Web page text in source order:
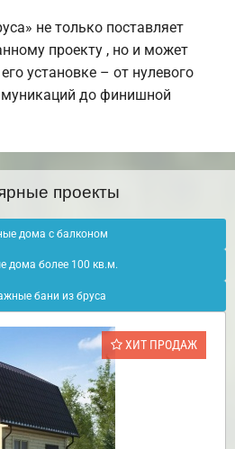
не только поставляет
проекту , но и может
установке – от нулевого
до финишной
проекты
дома с балконом
дома более 100 кв.м.
бани из бруса
ХИТ ПРОДАЖ